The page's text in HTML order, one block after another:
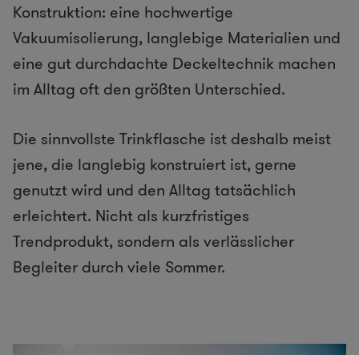
Konstruktion: eine hochwertige
Vakuumisolierung, langlebige Materialien und
eine gut durchdachte Deckeltechnik machen
im Alltag oft den größten Unterschied.
Die sinnvollste Trinkflasche ist deshalb meist
jene, die langlebig konstruiert ist, gerne
genutzt wird und den Alltag tatsächlich
erleichtert. Nicht als kurzfristiges
Trendprodukt, sondern als verlässlicher
Begleiter durch viele Sommer.